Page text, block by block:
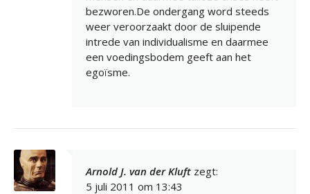
bezworen.De ondergang word steeds
weer veroorzaakt door de sluipende
intrede van individualisme en daarmee
een voedingsbodem geeft aan het
egoïsme.
Arnold J. van der Kluft zegt:
5 juli 2011 om 13:43